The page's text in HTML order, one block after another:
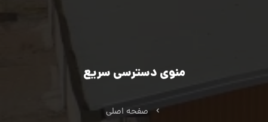
منوی دسترسی سریع
صفحه اصلی